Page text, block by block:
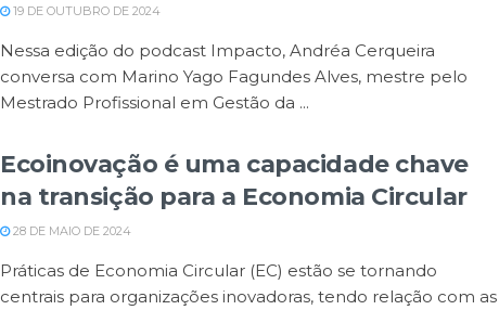
19 DE OUTUBRO DE 2024
Nessa edição do podcast Impacto, Andréa Cerqueira
conversa com Marino Yago Fagundes Alves, mestre pelo
Mestrado Profissional em Gestão da ...
Ecoinovação é uma capacidade chave
na transição para a Economia Circular
28 DE MAIO DE 2024
Práticas de Economia Circular (EC) estão se tornando
centrais para organizações inovadoras, tendo relação com as